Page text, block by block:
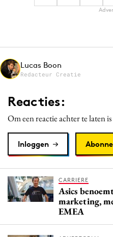
Gedragsverandering
Media
Merkstrategie
PR
Programmatic
Reputatie & crisis
Lucas Boon
Redacteur Creatie
Reacties:
Om een reactie achter te laten
Inloggen
CARRIERE
Asics
marketing,
EMEA